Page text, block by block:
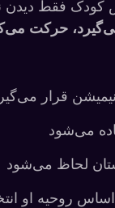
حرکت
قرار
می‌شود
لحاظ می‌شود
روحیه او